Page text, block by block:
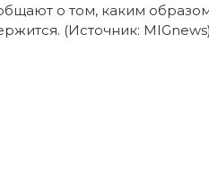
о том, каким
(Источник: